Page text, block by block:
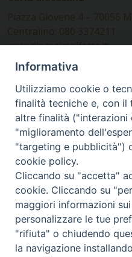
www.diocesimolfetta.it –
Ufficio Comunicazioni
Piazza Giovene 4 – 70056
SEGUICI SU
Facebook
Instagram
X YouTube
Feed
Privacy Policy -
Informativa
Utilizziamo cookie o
finalità tecniche e, con il
altre finalità ("interazioni
"miglioramento
"targeting e pubblicità")
cookie policy.
Cliccando su "accetta"
cookie. Cliccando su
maggiori informazioni
personalizzare le tue
"rifiuta" o chiudendo
la navigazione